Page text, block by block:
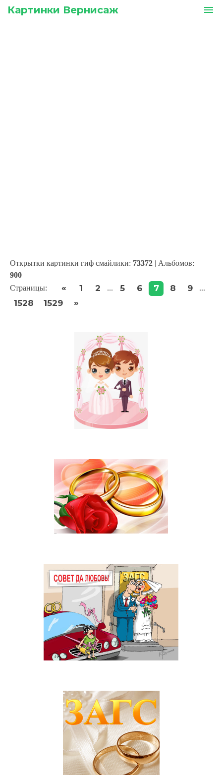
Картинки Вернисаж menu
Открытки картинки гиф смайлики: 73372 | Альбомов:
900
Страницы: « 1 2 ... 5 6 7 8 9 ...
1528 1529 »